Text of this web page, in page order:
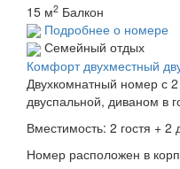
15 м2 Балкон
Подробнее о номере
Семейный отдых
Комфорт двухместный
Двухкомнатный номер с
двуспальной, диваном в
Вместимость: 2 гостя + 2
Номер расположен в